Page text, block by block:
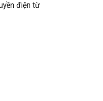
điện từ